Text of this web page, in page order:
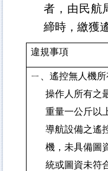
者，由民航
締時，繳獲
違規事項
ㄧ、 遙控無人機
操作人所有之
重量一公斤以
導航設備之遙
機，未具備圖
統或圖資未符